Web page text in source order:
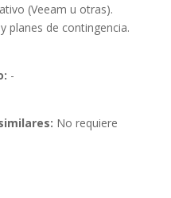
(Veeam u otras).
planes de contingencia.
-
No requiere